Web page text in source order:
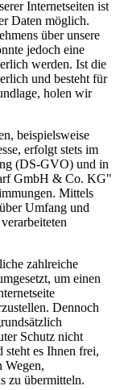
Internetseiten ist
Daten möglich.
über unsere
jedoch eine
werden. Ist die
und besteht für
holen wir
beispielsweise
erfolgt stets im
(DS-GVO) und in
GmbH & Co. KG"
Mittels
Umfang und
zahlreiche
um einen
Dennoch
Schutz nicht
steht es Ihnen frei,
Wegen,
zu übermitteln.